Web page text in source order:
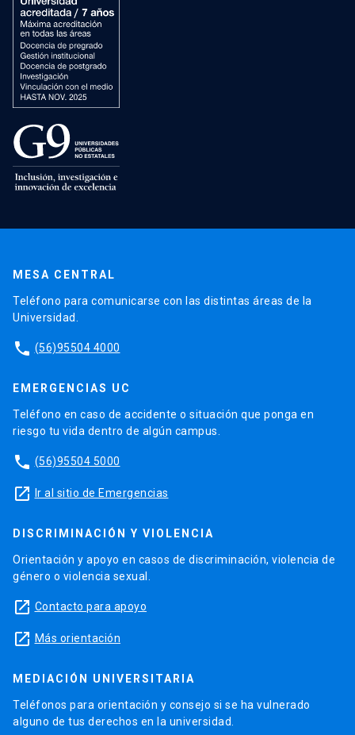
MESA CENTRAL
Teléfono para comunicarse con las distintas áreas de la
Universidad.
phone (56)95504 4000
EMERGENCIAS UC
Teléfono en caso de accidente o situación que ponga en
riesgo tu vida dentro de algún campus.
phone (56)95504 5000
launch Ir al sitio de Emergencias
DISCRIMINACIÓN Y VIOLENCIA
Orientación y apoyo en casos de discriminación, violencia de
género o violencia sexual.
launch Contacto para apoyo
launch Más orientación
MEDIACIÓN UNIVERSITARIA
Teléfonos para orientación y consejo si se ha vulnerado
alguno de tus derechos en la universidad.